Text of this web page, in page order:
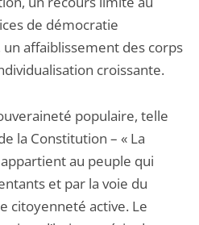
de démocratie
affaiblissement des corps
croissante.
populaire, telle
la Constitution – « La
au peuple qui
et par la voie du
citoyenneté active. Le